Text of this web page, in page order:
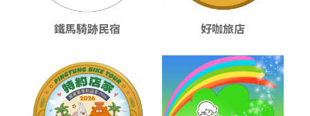
鐵馬騎跡民宿 好咖旅店